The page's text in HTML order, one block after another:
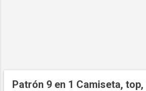
Patrón 9 en 1 Camiseta,